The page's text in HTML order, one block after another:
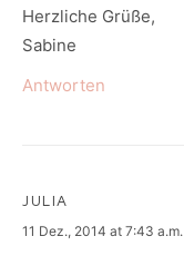
Herzliche Grüße,
Sabine
Antworten
JULIA
says:
11 Dez., 2014 at 7:43 a.m.